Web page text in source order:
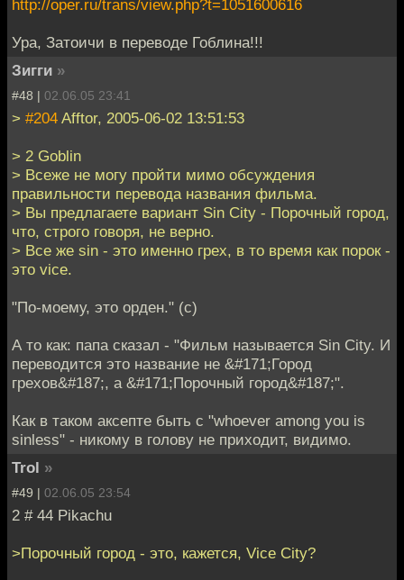
http://oper.ru/trans/view.php?t=1051600616
Ура, Затоичи в переводе Гоблина!!!
Зигги »
#48 | 02.06.05 23:41
> #204 Afftor, 2005-06-02 13:51:53
> 2 Goblin
> Всеже не могу пройти мимо обсуждения
правильности перевода названия фильма.
> Вы предлагаете вариант Sin City - Порочный город,
что, строго говоря, не верно.
> Все же sin - это именно грех, в то время как порок -
это vice.
"По-моему, это орден." (с)
А то как: папа сказал - "Фильм называется Sin City. И
переводится это название не &#171;Город
грехов&#187;, а &#171;Порочный город&#187;".
Как в таком аксепте быть с "whoever among you is
sinless" - никому в голову не приходит, видимо.
Trol »
#49 | 02.06.05 23:54
2 # 44 Pikachu
>Порочный город - это, кажется, Vice City?